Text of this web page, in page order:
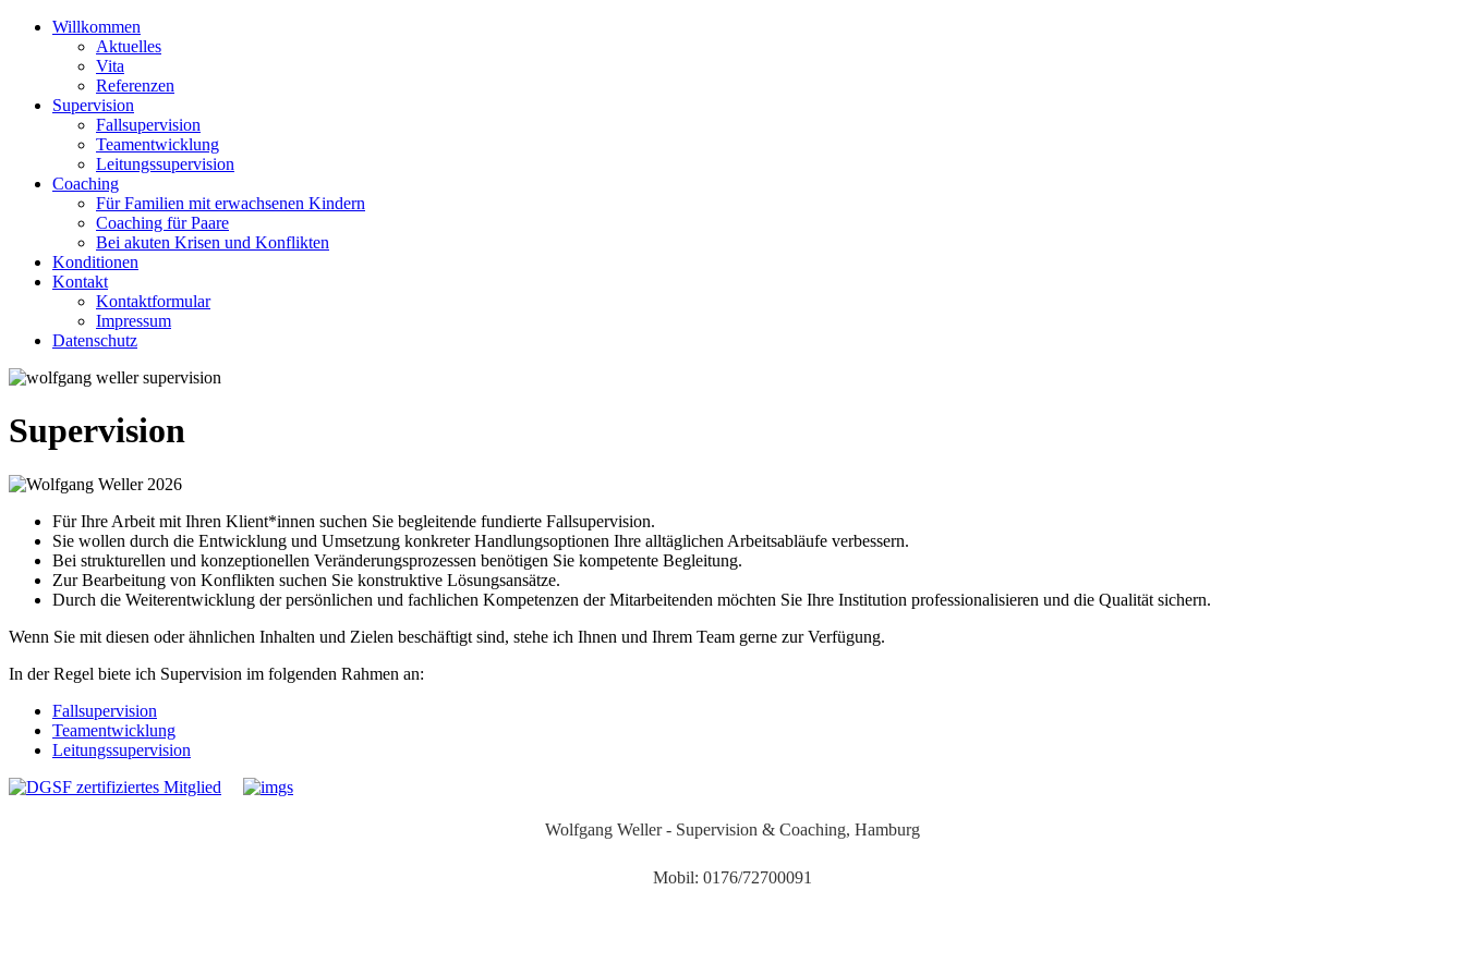
Willkommen
Aktuelles
Vita
Referenzen
Supervision
Fallsupervision
Teamentwicklung
Leitungssupervision
Coaching
Für Familien mit erwachsenen Kindern
Coaching für Paare
Bei akuten Krisen und Konflikten
Konditionen
Kontakt
Kontaktformular
Impressum
Datenschutz
Supervision
Für Ihre Arbeit mit Ihren Klient*innen suchen Sie begleitende fundierte Fallsupervision.
Sie wollen durch die Entwicklung und Umsetzung konkreter Handlungsoptionen Ihre alltäglichen Arbeitsabläufe verbessern.
Bei strukturellen und konzeptionellen Veränderungsprozessen benötigen Sie kompetente Begleitung.
Zur Bearbeitung von Konflikten suchen Sie konstruktive Lösungsansätze.
Durch die Weiterentwicklung der persönlichen und fachlichen Kompetenzen der Mitarbeitenden möchten Sie Ihre Institution professionalisieren und die Qualität sichern.
Wenn Sie mit diesen oder ähnlichen Inhalten und Zielen beschäftigt sind, stehe ich Ihnen und Ihrem Team gerne zur Verfügung.
In der Regel biete ich Supervision im folgenden Rahmen an:
Fallsupervision
Teamentwicklung
Leitungssupervision
Wolfgang Weller - Supervision & Coaching, Hamburg
Mobil: 0176/72700091